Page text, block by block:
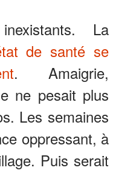
La
de santé se
. Amaigrie,
ne pesait plus
Les semaines
oppressant, à
Puis serait